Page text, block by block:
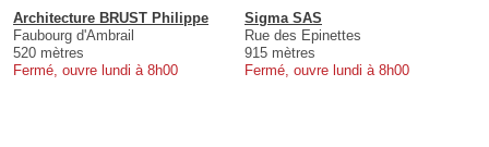
Architecture BRUST Philippe
Faubourg d'Ambrail
520 mètres
Fermé, ouvre lundi à 8h00
Sigma SAS
Rue des Epinettes
915 mètres
Fermé, ouvre lundi à 8h00